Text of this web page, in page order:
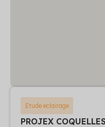
Etude eclairage
PROJEX